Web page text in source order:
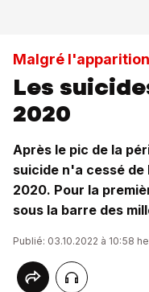
Malgré
Les
2020
Après le pic de la
suicide n'a cessé
2020. Pour la
sous la barre des
Publié: 03.10.2022 à 10:58